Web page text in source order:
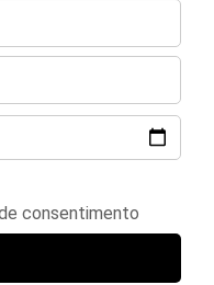
consentimento